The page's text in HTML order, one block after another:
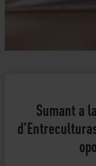
Sumant a